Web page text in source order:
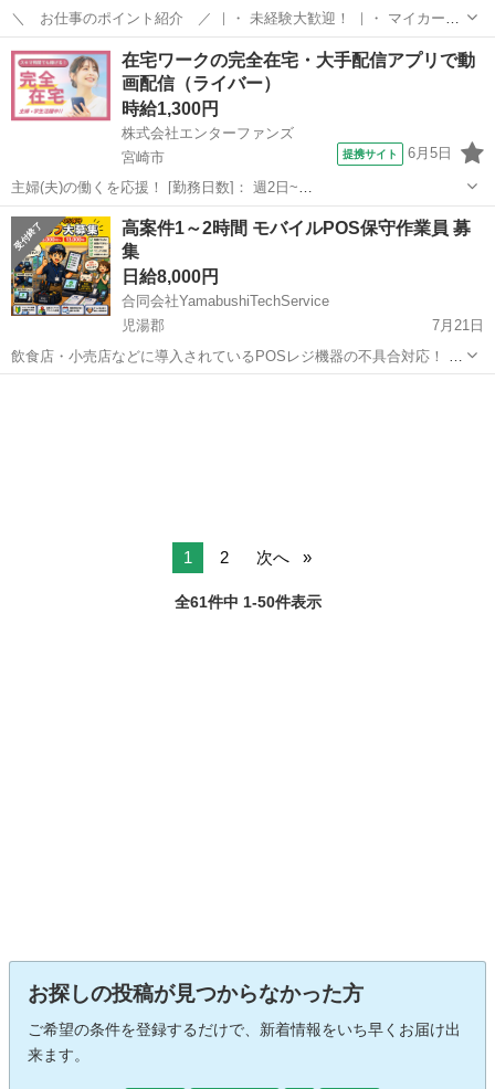
＼ お仕事のポイント紹介 ／ ｜・ 未経験大歓迎！ ｜・ マイカー通
勤OK/交通費支給(規定あり)！ ｜・ お友達紹介手当あり！ ｜・ 簡単作
業(軽作業)！ ｜・ 安心のフォロー体制！ ｜・ 週払いOK！急な出費に
も対応可能...
宮崎 宮崎市 その他
在宅ワークの完全在宅・大手配信アプリで動
画配信（ライバー）
時給1,300円
株式会社エンターファンズ
宮崎市
提携サイト 6月5日
主婦(夫)の働くを応援！ [勤務日数]： 週2日~
10:00~13:00/09:00~12:00/13:00~16:00/21:00~23:45/05:00~08:00 月/
火/水/木/金/土/日 などから選べます [...
宮崎 宮崎市 その他
高案件1～2時間 モバイルPOS保守作業員 募
集
日給8,000円
合同会社YamabushiTechService
児湯郡
7月21日
飲食店・小売店などに導入されているPOSレジ機器の不具合対応！ マ
ニュアル完備で未経験でも安心◎ 現場でのトラブルを解決し「ありが
1 2 次へ
全61件中 1-50件表示
お探しの投稿が見つからなかった方
ご希望の条件を登録するだけで、新着情報をいち早くお届け出
来ます。